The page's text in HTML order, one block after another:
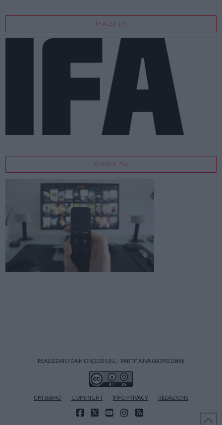
IFA 2026
GUIDA TV
REALIZZATO DA MONDO3 S.R.L. - PARTITA IVA 06039210486
CHI SIAMO COPYRIGHT INFO PRIVACY REDAZIONE